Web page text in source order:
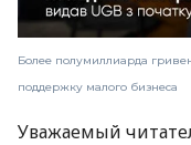
Более полумиллиарда
поддержку малого бизнеса
Уважаемый